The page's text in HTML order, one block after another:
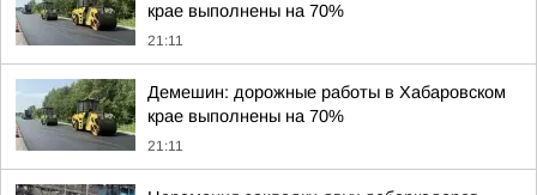
крае выполнены на 70%
21:11
Демешин: дорожные работы в Хабаровском
крае выполнены на 70%
21:11